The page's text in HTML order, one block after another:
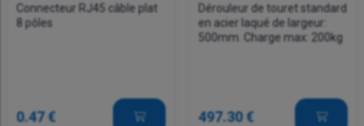
Connecteur RJ45 câble plat
8 pôles
0.47 €
Dérouleur de touret standard
en acier laqué de largeur:
500mm. Charge max: 200kg
497.30 €